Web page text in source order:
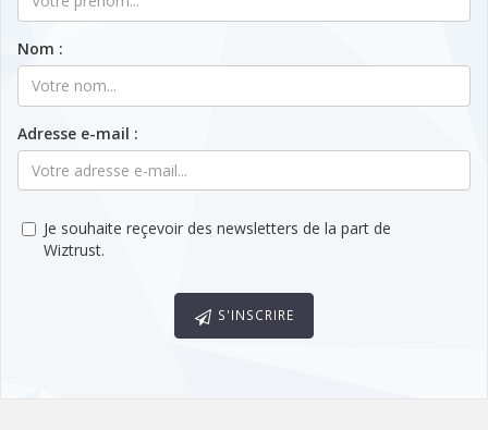
Nom :
Adresse e-mail :
Je souhaite reçevoir des newsletters de la part de
Wiztrust.
S'INSCRIRE